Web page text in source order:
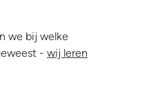
we bij welke
- wij leren